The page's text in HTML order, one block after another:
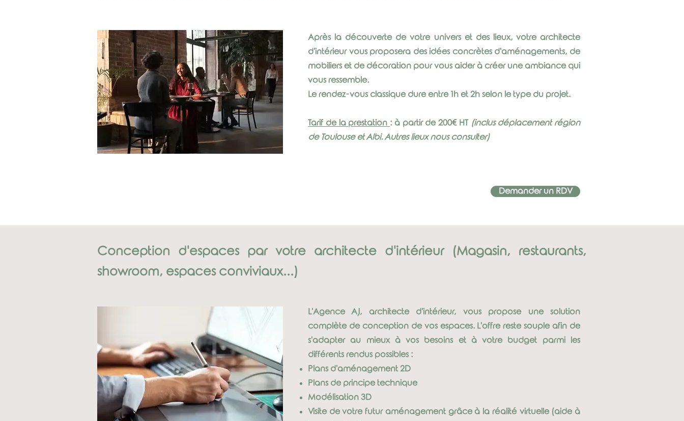
Après la découverte de votre univers et des lieux, votre architecte
d'intérieur vous proposera des idées concrètes d'aménagements, de
mobiliers et de décoration pour vous aider à créer une ambiance qui
vous ressemble.
Le rendez-vous classique dure entre 1h et 2h selon le type du projet.
Tarif de la prestation : à partir de 200€ HT (inclus déplacement région
de Toulouse et Albi. Autres lieux nous consulter)
Demander un RDV
Conception d'espaces par votre architecte d'intérieur
(Magasin, restaurants,
showroom, espaces conviviaux...)
L'Agence AJ, architecte d'intérieur, vous propose une solution
complète de conception de vos espaces. L'offre reste souple afin de
s'adapter au mieux à vos besoins et à votre budget parmi les
différents rendus possibles :
Plans d'aménagement 2D
Plans de principe technique
Modélisation 3D
Visite de votre futur aménagement grâce à la réalité virtuelle (aide à